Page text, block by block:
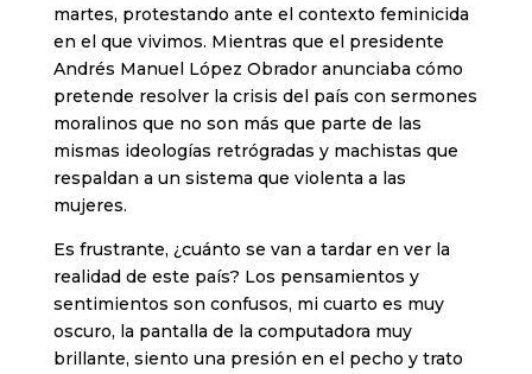
martes, protestando ante el contexto feminicida
en el que vivimos. Mientras que el presidente
Andrés Manuel López Obrador anunciaba cómo
pretende resolver la crisis del país con sermones
moralinos que no son más que parte de las
mismas ideologías retrógradas y machistas que
respaldan a un sistema que violenta a las
mujeres.
Es frustrante, ¿cuánto se van a tardar en ver la
realidad de este país? Los pensamientos y
sentimientos son confusos, mi cuarto es muy
oscuro, la pantalla de la computadora muy
brillante, siento una presión en el pecho y trato